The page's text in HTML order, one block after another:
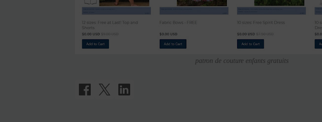
patron de couture enfants gratuits